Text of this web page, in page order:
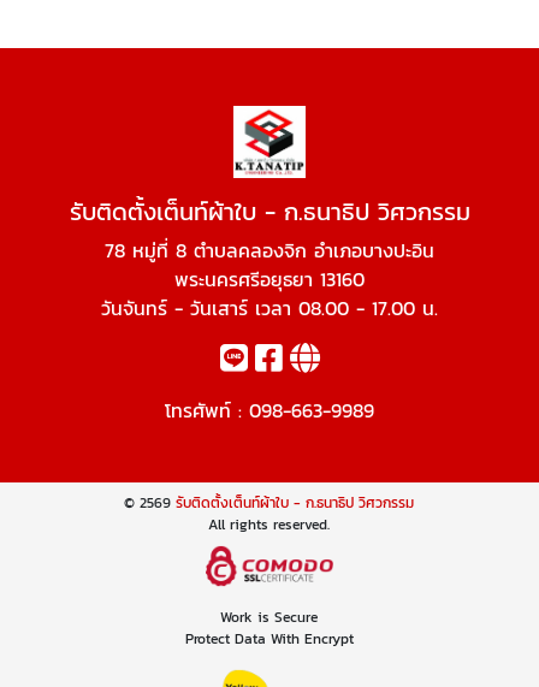
รับติดตั้งเต็นท์ผ้าใบ - ก.ธนาธิป วิศวกรรม
78 หมู่ที่ 8 ตำบลคลองจิก อำเภอบางปะอิน
พระนครศรีอยุธยา 13160
วันจันทร์ - วันเสาร์ เวลา 08.00 - 17.00 น.
โทรศัพท์ : 098-663-9989
© 2569รับติดตั้งเต็นท์ผ้าใบ - ก.ธนาธิป วิศวกรรม
All rights reserved.
Work is Secure
Protect Data With Encrypt